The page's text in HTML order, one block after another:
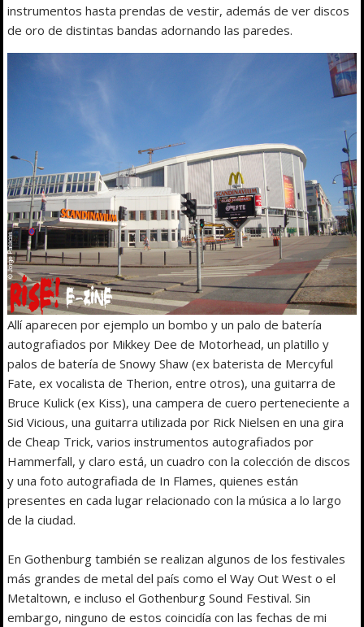
instrumentos hasta prendas de vestir, además de ver discos
de oro de distintas bandas adornando las paredes.
Allí aparecen por ejemplo un bombo y un palo de batería
autografiados por Mikkey Dee de Motorhead, un platillo y
palos de batería de Snowy Shaw (ex baterista de Mercyful
Fate, ex vocalista de Therion, entre otros), una guitarra de
Bruce Kulick (ex Kiss), una campera de cuero perteneciente a
Sid Vicious, una guitarra utilizada por Rick Nielsen en una gira
de Cheap Trick, varios instrumentos autografiados por
Hammerfall, y claro está, un cuadro con la colección de discos
y una foto autografiada de In Flames, quienes están
presentes en cada lugar relacionado con la música a lo largo
de la ciudad.
En Gothenburg también se realizan algunos de los festivales
más grandes de metal del país como el Way Out West o el
Metaltown, e incluso el Gothenburg Sound Festival. Sin
embargo, ninguno de estos coincidía con las fechas de mi